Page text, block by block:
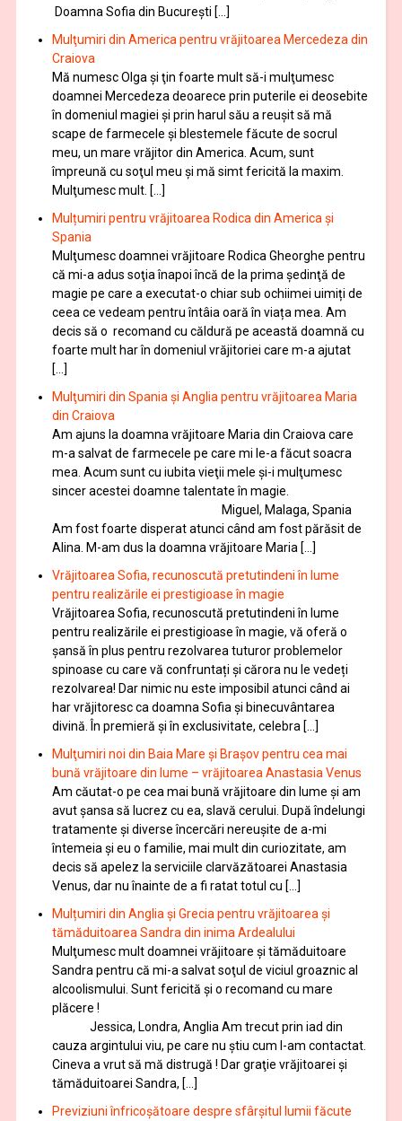
Doamna Sofia din București […]
Mulţumiri din America pentru vrăjitoarea Mercedeza din
Craiova
Mă numesc Olga şi ţin foarte mult să-i mulţumesc
doamnei Mercedeza deoarece prin puterile ei deosebite
în domeniul magiei şi prin harul său a reuşit să mă
scape de farmecele şi blestemele făcute de socrul
meu, un mare vrăjitor din America. Acum, sunt
împreună cu soţul meu şi mă simt fericită la maxim.
Mulţumesc mult. […]
Mulțumiri pentru vrăjitoarea Rodica din America și
Spania
Mulţumesc doamnei vrăjitoare Rodica Gheorghe pentru
că mi-a adus soţia înapoi încă de la prima şedinţă de
magie pe care a executat-o chiar sub ochiimei uimiți de
ceea ce vedeam pentru întâia oară în viața mea. Am
decis să o recomand cu căldură pe această doamnă cu
foarte mult har în domeniul vrăjitoriei care m-a ajutat
[…]
Mulţumiri din Spania şi Anglia pentru vrăjitoarea Maria
din Craiova
Am ajuns la doamna vrăjitoare Maria din Craiova care
m-a salvat de farmecele pe care mi le-a făcut soacra
mea. Acum sunt cu iubita vieţii mele şi-i mulţumesc
sincer acestei doamne talentate în magie.
Miguel, Malaga, Spania
Am fost foarte disperat atunci când am fost părăsit de
Alina. M-am dus la doamna vrăjitoare Maria […]
Vrăjitoarea Sofia, recunoscută pretutindeni în lume
pentru realizările ei prestigioase în magie
Vrăjitoarea Sofia, recunoscută pretutindeni în lume
pentru realizările ei prestigioase în magie, vă oferă o
şansă în plus pentru rezolvarea tuturor problemelor
spinoase cu care vă confruntați și cărora nu le vedeți
rezolvarea! Dar nimic nu este imposibil atunci când ai
har vrăjitoresc ca doamna Sofia şi binecuvântarea
divină. În premieră şi în exclusivitate, celebra […]
Mulţumiri noi din Baia Mare și Brașov pentru cea mai
bună vrăjitoare din lume – vrăjitoarea Anastasia Venus
Am căutat-o pe cea mai bună vrăjitoare din lume și am
avut șansa să lucrez cu ea, slavă cerului. După îndelungi
tratamente şi diverse încercări nereușite de a-mi
întemeia şi eu o familie, mai mult din curiozitate, am
decis să apelez la serviciile clarvăzătoarei Anastasia
Venus, dar nu înainte de a fi ratat totul cu […]
Mulțumiri din Anglia și Grecia pentru vrăjitoarea și
tămăduitoarea Sandra din inima Ardealului
Mulţumesc mult doamnei vrăjitoare și tămăduitoare
Sandra pentru că mi-a salvat soţul de viciul groaznic al
alcoolismului. Sunt fericită și o recomand cu mare
plăcere !
Jessica, Londra, Anglia Am trecut prin iad din
cauza argintului viu, pe care nu știu cum l-am contactat.
Cineva a vrut să mă distrugă ! Dar graţie vrăjitoarei și
tămăduitoarei Sandra, […]
Previziuni înfricoșătoare despre sfârșitul lumii făcute